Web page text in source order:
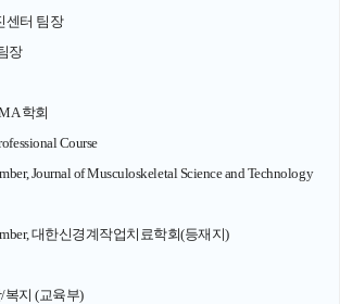
센터 팀장
장
학회
Course
Journal of Musculoskeletal Science and Technology
대한신경계작업치료학회(등재지)
복지 (교육부)